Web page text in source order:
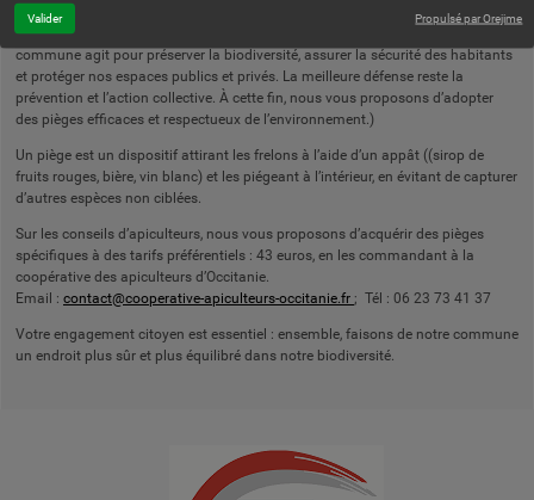
Valider Propulsé par Orejime
Face à la menace croissante des frelons asiatiques (Vespa velutina), notre
commune agit pour préserver la biodiversité, assurer la sécurité des habitants
et protéger nos espaces publics et privés. La meilleure défense reste la
prévention et l’action collective. À cette fin, nous vous proposons d’adopter
des pièges efficaces et respectueux de l’environnement.)
Un piège est un dispositif attirant les frelons à l’aide d’un appât ((sirop de
fruits rouges, bière, vin blanc) et les piégeant à l’intérieur, en évitant de capturer
d’autres espèces non ciblées.
Sur les conseils d’apiculteurs, nous vous proposons d’acquérir des pièges
spécifiques à des tarifs préférentiels : 43 euros, en les commandant à la
coopérative des apiculteurs d’Occitanie.
Email : contact@cooperative-apiculteurs-occitanie.fr ; Tél : 06 23 73 41 37
Votre engagement citoyen est essentiel : ensemble, faisons de notre commune
un endroit plus sûr et plus équilibré dans notre biodiversité.